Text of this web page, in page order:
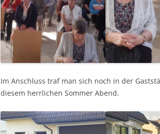
Im Anschluss traf man sich noch in der
diesem herrlichen Sommer Abend.